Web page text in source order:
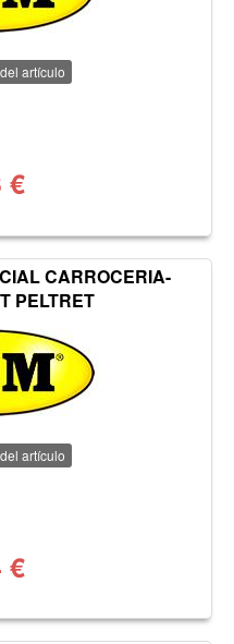
artículo
€
CARROCERIA-
PELTRET
artículo
€